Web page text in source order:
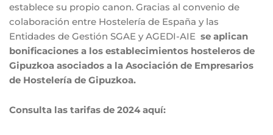
establece su propio canon. Gracias al convenio de
colaboración entre Hostelería de España y las
Entidades de Gestión SGAE y AGEDI-AIE se aplican
bonificaciones a los establecimientos hosteleros de
Gipuzkoa asociados a la Asociación de Empresarios
de Hostelería de Gipuzkoa.
Consulta las tarifas de 2024 aquí: